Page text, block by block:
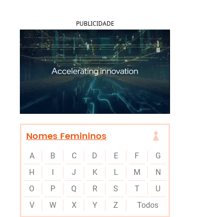
PUBLICIDADE
Nomes Femininos
A B C D E F
G
H
I J K L M
N
O
P Q R S T
U
V
W X Y Z Todos